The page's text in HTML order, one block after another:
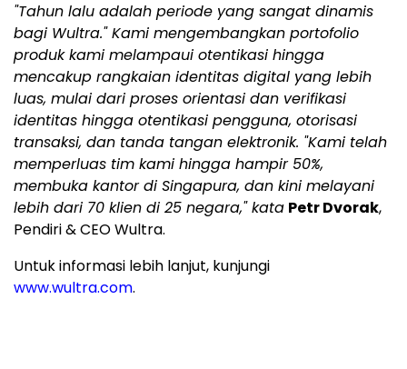
"Tahun lalu adalah periode yang sangat dinamis
bagi Wultra." Kami mengembangkan portofolio
produk kami melampaui otentikasi hingga
mencakup rangkaian identitas digital yang lebih
luas, mulai dari proses orientasi dan verifikasi
identitas hingga otentikasi pengguna, otorisasi
transaksi, dan tanda tangan elektronik. "Kami telah
memperluas tim kami hingga hampir 50%,
membuka kantor di Singapura, dan kini melayani
lebih dari 70 klien di 25 negara," kata Petr Dvorak,
Pendiri & CEO Wultra.
Untuk informasi lebih lanjut, kunjungi
www.wultra.com.